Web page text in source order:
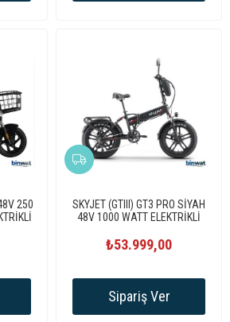
250
SKYJET (GTIII) GT3 PRO SİYAH
48V 1000 WATT ELEKTRİKLİ
₺53.999,00
Sipariş Ver